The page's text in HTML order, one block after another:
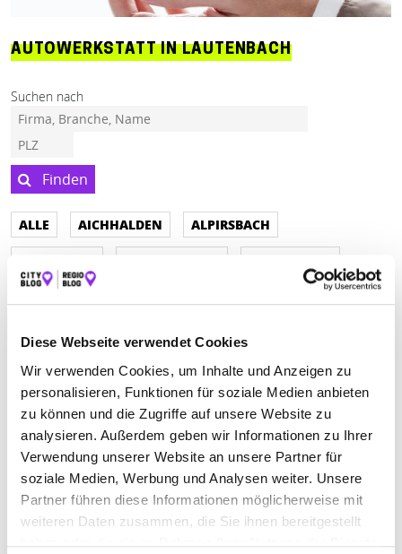
Diese Webseite verwendet Cookies
Wir verwenden Cookies, um Inhalte und Anzeigen zu
personalisieren, Funktionen für soziale Medien anbieten
zu können und die Zugriffe auf unsere Website zu
analysieren. Außerdem geben wir Informationen zu Ihrer
Verwendung unserer Website an unsere Partner für
soziale Medien, Werbung und Analysen weiter. Unsere
Partner führen diese Informationen möglicherweise mit
weiteren Daten zusammen, die Sie ihnen bereitgestellt
AUTOWERKSTATT IN LAUTENBACH
Suchen nach
Finden
ALLE AICHHALDEN
ALPIRSBACH
BAD TEINACH-ZAVELSTEIN-SOMMENHARDT
CALW
CALW-STAMMHEIM
DEISSLINGEN
EBHAUSEN
EGENHAUSEN
GECHINGEN
HAITERBACH
JETTINGEN
LAUTENBACH
LOSSBURG-WÄLDE
MÖTZINGEN
NAGOLD
NEUENBÜRG WÜRTT
NEUWEILER
OBERKIRCH